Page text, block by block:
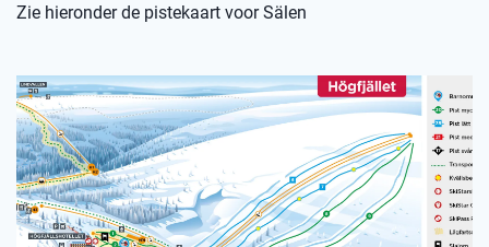
Zie hieronder de pistekaart voor Sälen